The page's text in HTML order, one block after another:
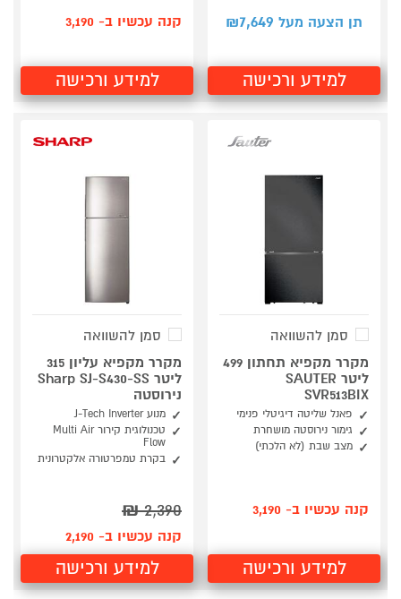
תן הצעה מעל ₪ 7,649
למידע ורכישה
קנה עכשיו ב- 3,190
למידע ורכישה
סמן להשוואה
מקרר מקפיא תחתון 499
ליטר SAUTER
SVR513BIX
פאנל שליטה דיגיטלי פנימי
גימור נירוסטה מושחרת
מצב שבת (לא הלכתי)
קנה עכשיו ב- 3,190
למידע ורכישה
סמן להשוואה
מקרר מקפיא עליון 315
ליטר Sharp SJ-S430-SS
נירוסטה
מנוע J-Tech Inverter
טכנולוגית קירור Multi Air
Flow
בקרת טמפרטורה אלקטרונית
2,390
₪
קנה עכשיו ב- 2,190
למידע ורכישה